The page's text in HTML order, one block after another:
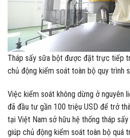
Tháp sấy sữa bột được đặt trực tiếp
chủ động kiểm soát toàn bộ quy trình
Việc kiểm soát không dừng ở nguyên
đã đầu tư gần 100 triệu USD để trở
tại Việt Nam sở hữu hệ thống tháp
giúp chủ động kiểm soát toàn bộ quá